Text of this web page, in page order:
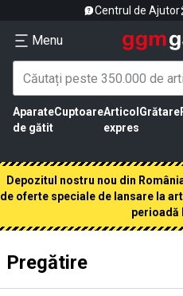
Centrul de Ajutor
Menu
Aparate
de gătit
CuptoareArticol
expres
Grătare
Depozitul nostru nou din
de oferte speciale de lansare la
perioadă
Pregătire